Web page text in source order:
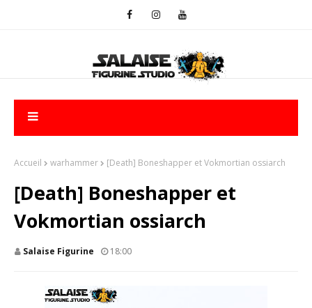
Accueil warhammer [Death] Boneshapper et Vokmortian ossiarch
[Death] Boneshapper et
Vokmortian ossiarch
Salaise Figurine 18:00